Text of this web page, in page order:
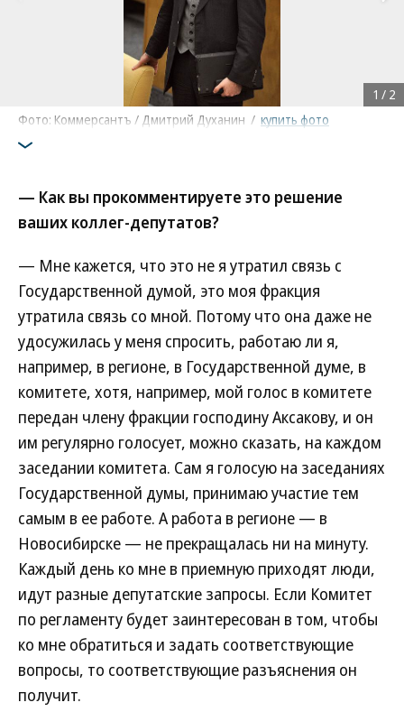
Фото: Коммерсантъ / Дмитрий Духанин / купить фото
1 / 2
— Как вы прокомментируете это решение
ваших коллег-депутатов?
— Мне кажется, что это не я утратил связь с
Государственной думой, это моя фракция
утратила связь со мной. Потому что она даже не
удосужилась у меня спросить, работаю ли я,
например, в регионе, в Государственной думе, в
комитете, хотя, например, мой голос в комитете
передан члену фракции господину Аксакову, и он
им регулярно голосует, можно сказать, на каждом
заседании комитета. Сам я голосую на заседаниях
Государственной думы, принимаю участие тем
самым в ее работе. А работа в регионе — в
Новосибирске — не прекращалась ни на минуту.
Каждый день ко мне в приемную приходят люди,
идут разные депутатские запросы. Если Комитет
по регламенту будет заинтересован в том, чтобы
ко мне обратиться и задать соответствующие
вопросы, то соответствующие разъяснения он
получит.